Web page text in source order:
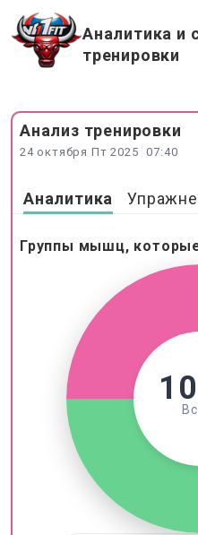
Аналитика и
тренировки
Анализ тренировки
24 октября Пт 2025 07:40
Аналитика
Группы мышц,